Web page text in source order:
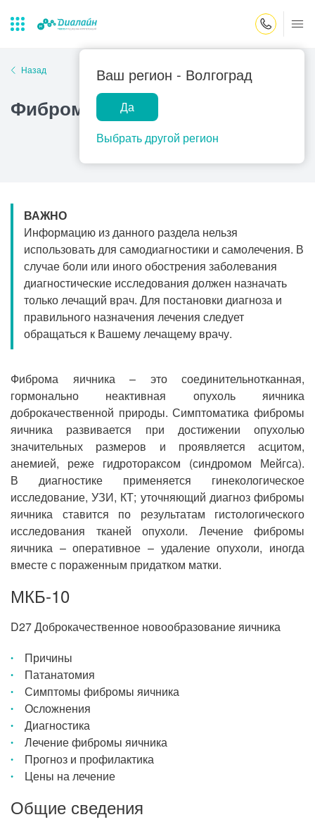
Ваш регион - Волгоград
Да
Выбрать другой регион
Лаборатории
Центр помощи
на дому
Закрыть поиск
Популярные запросы
Прием гинеколога
Прием гастроэнтеролога
Прием офтальмолога
Прием уролога
Прием хирурга
Прием кардиолога
Назад
Фиброма яичника
ВАЖНО
Информацию из данного раздела нельзя
использовать для самодиагностики и самолечения. В
случае боли или иного обострения заболевания
диагностические исследования должен назначать
только лечащий врач. Для постановки диагноза и
правильного назначения лечения следует
обращаться к Вашему лечащему врачу.
Фиброма яичника – это соединительнотканная,
гормонально неактивная опухоль яичника
доброкачественной природы. Симптоматика фибромы
яичника развивается при достижении опухолью
значительных размеров и проявляется асцитом,
анемией, реже гидротораксом (синдромом Мейгса).
В диагностике применяется гинекологическое
исследование, УЗИ, КТ; уточняющий диагноз фибромы
яичника ставится по результатам гистологического
исследования тканей опухоли. Лечение фибромы
яичника – оперативное – удаление опухоли, иногда
вместе с пораженным придатком матки.
МКБ-10
D27 Доброкачественное новообразование яичника
Причины
Патанатомия
Симптомы фибромы яичника
Осложнения
Диагностика
Лечение фибромы яичника
Прогноз и профилактика
Цены на лечение
Общие сведения